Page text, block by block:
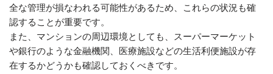
全な管理が損なわれる可能性があるため、これらの状況も確
認することが重要です。
また、マンションの周辺環境としても、スーパーマーケット
や銀行のような金融機関、医療施設などの生活利便施設が存
在するかどうかも確認しておくべきです。